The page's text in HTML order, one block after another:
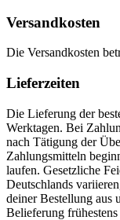
Versandkosten
Die Versandkosten
Lieferzeiten
Die Lieferung der
Werktagen. Bei
nach Tätigung der
Zahlungsmitteln
laufen. Gesetzliche
Deutschlands
deiner Bestellung aus
Belieferung